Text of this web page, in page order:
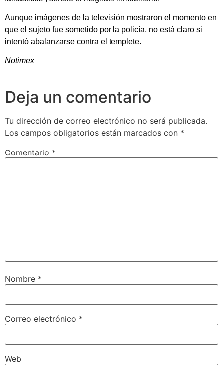
Aunque imágenes de la televisión mostraron el momento en
que el sujeto fue sometido por la policía, no está claro si
intentó abalanzarse contra el templete.
Notimex
Deja un comentario
Tu dirección de correo electrónico no será publicada.
Los campos obligatorios están marcados con *
Comentario *
Nombre *
Correo electrónico *
Web